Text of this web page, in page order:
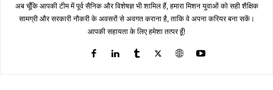
अब चूँकि आपकी टीम में पूर्व सैनिक और विशेषज्ञ भी शामिल हैं, हमारा मिशन युवाओं को सही शैक्षिक
सामग्री और सरकारी नौकरी के अवसरों से अवगत कराना है, ताकि वे अपना करियर बना सकें।
आपकी सहायता के लिए हमेशा तत्पर हूँ!